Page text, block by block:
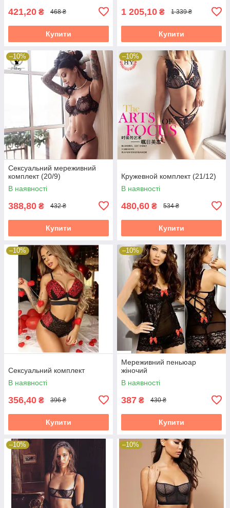
421,20 ₴ 468 ₴
Купити
1 205,10 ₴ 1 339 ₴
Купити
–10%
Сексуальний мереживний
комплект (20/9)
В наявності
388,80 ₴ 432 ₴
Купити
–10%
Кружевной комплект (21/12)
В наявності
480,60 ₴ 534 ₴
Купити
–10%
Сексуальний комплект
В наявності
356,40 ₴ 396 ₴
Купити
–10%
Мереживний пеньюар
жіночий
В наявності
387 ₴ 430 ₴
Купити
–10% –10%